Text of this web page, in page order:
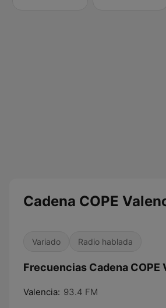
Cadena COPE
Variado Radio hablada
Frecuencias Cadena COPE
Valencia: 93.4 FM